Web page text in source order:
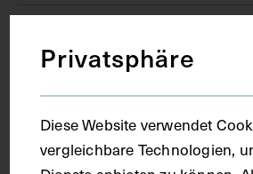
Wien
Material
Privatsphäre
Diese Website verwendet
vergleichbare Technologien,